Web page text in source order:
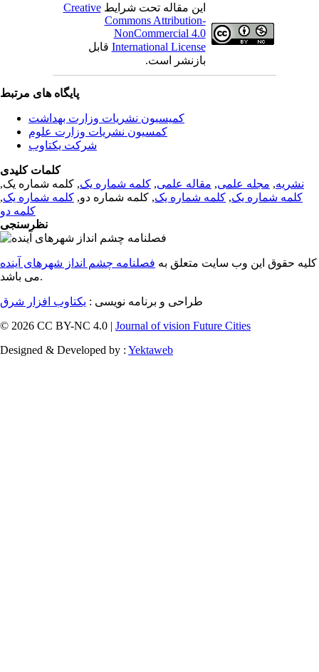
این مقاله تحت شرایطCreative
Commons Attribution-
NonCommercial 4.0
International License قابل
بازنشر است.
پایگاه های مرتبط
کمیسیون نشریات وزارت بهداشت
کمسیون نشریات وزارت علوم
شرکت یکتاوب
کلمات کلیدی
نشریه, مجله علمی, مقاله علمی, کلمه شماره یک, کلمه شماره یک,
کلمه شماره یک, کلمه شماره یک, کلمه شماره دو, کلمه شماره یک,
کلمه دو
نظرسنجی
کلیه حقوق این وب سایت متعلق به فصلنامه چشم انداز شهرهای آینده
می باشد.
طراحی و برنامه نویسی : یکتاوب افزار شرق
© 2026 CC BY-NC 4.0 | Journal of vision Future Cities
Designed & Developed by : Yektaweb